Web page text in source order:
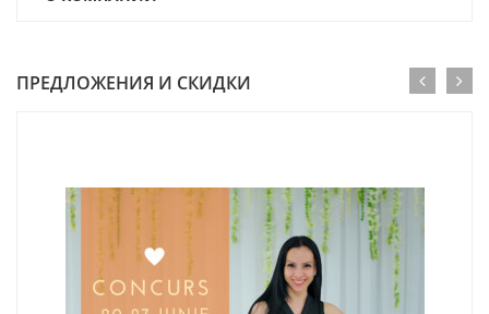
ПРЕДЛОЖЕНИЯ И СКИДКИ